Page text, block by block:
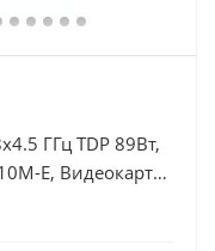
ГГц TDP 89Вт,
E, Видеокарта
Диски SSD